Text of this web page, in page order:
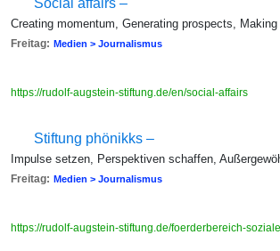
Social affairs –
Creating momentum, Generating prospects,
Freitag: Medien > Journalismus
https://rudolf-augstein-stiftung.de/en/social-affairs
Stiftung phönikks –
Impulse setzen, Perspektiven schaffen,
Freitag: Medien > Journalismus
https://rudolf-augstein-stiftung.de/foerderbereich-